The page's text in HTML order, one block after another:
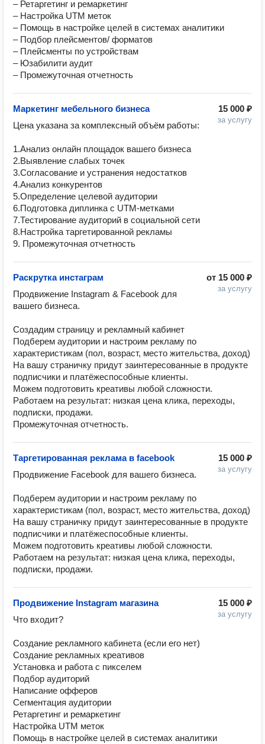
– Ретаргетинг и ремаркетинг
– Настройка UTM меток
– Помощь в настройке целей в системах аналитики
– Подбор плейсментов/ форматов
– Плейсменты по устройствам
– Юзабилити аудит
– Промежуточная отчетность
15 000 ₽
за услугу
Маркетинг мебельного бизнеса
Цена указана за комплексный объём работы:
1.Анализ онлайн площадок вашего бизнеса
2.Выявление слабых точек
3.Согласование и устранения недостатков
4.Анализ конкурентов
5.Определение целевой аудитории
6.Подготовка диплинка с UTM-метками
7.Тестирование аудиторий в социальной сети
8.Настройка таргетированной рекламы
9. Промежуточная отчетность
от 15 000 ₽
за услугу
Раскрутка инстаграм
Продвижение Instagram & Facebook для
вашего бизнеса.
Создадим страницу и рекламный кабинет
Подберем аудитории и настроим рекламу по
характеристикам (пол, возраст, место жительства, доход)
На вашу страничку придут заинтересованные в продукте
подписчики и платёжеспособные клиенты.
Можем подготовить креативы любой сложности.
Работаем на результат: низкая цена клика, переходы,
подписки, продажи.
Промежуточная отчетность.
15 000 ₽
за услугу
Таргетированная реклама в facebook
Продвижение Facebook для вашего бизнеса.
Подберем аудитории и настроим рекламу по
характеристикам (пол, возраст, место жительства, доход)
На вашу страничку придут заинтересованные в продукте
подписчики и платёжеспособные клиенты.
Можем подготовить креативы любой сложности.
Работаем на результат: низкая цена клика, переходы,
подписки, продажи.
15 000 ₽
за услугу
Продвижение Instagram магазина
Что входит?
Создание рекламного кабинета (если его нет)
Создание рекламных креативов
Установка и работа с пикселем
Подбор аудиторий
Написание офферов
Сегментация аудитории
Ретаргетинг и ремаркетинг
Настройка UTM меток
Помощь в настройке целей в системах аналитики